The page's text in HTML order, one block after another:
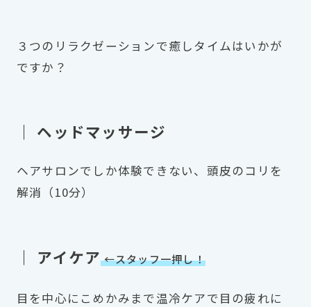
３つのリラクゼーションで癒しタイムはいかが
ですか？
｜ ヘッドマッサージ
ヘアサロンでしか体験できない、頭皮のコリを
解消（10分）
｜ アイケア←スタッフ一押し！
目を中心にこめかみまで温冷ケアで目の疲れに